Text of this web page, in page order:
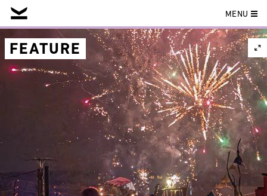
Skip
to
content
MENU
FEATURE